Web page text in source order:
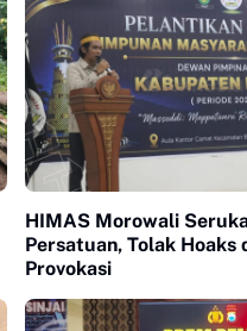
HIMAS Morowali
Persatuan, Tolak Hoaks
Provokasi